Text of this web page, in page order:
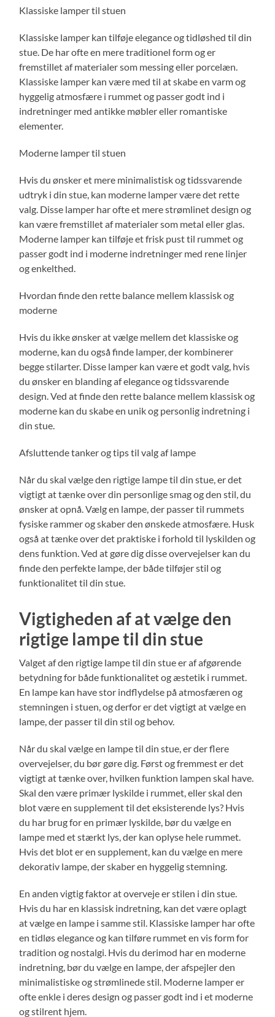
Klassiske lamper til stuen
Klassiske lamper kan tilføje elegance og tidløshed til din
stue. De har ofte en mere traditionel form og er
fremstillet af materialer som messing eller porcelæn.
Klassiske lamper kan være med til at skabe en varm og
hyggelig atmosfære i rummet og passer godt ind i
indretninger med antikke møbler eller romantiske
elementer.
Moderne lamper til stuen
Hvis du ønsker et mere minimalistisk og tidssvarende
udtryk i din stue, kan moderne lamper være det rette
valg. Disse lamper har ofte et mere strømlinet design og
kan være fremstillet af materialer som metal eller glas.
Moderne lamper kan tilføje et frisk pust til rummet og
passer godt ind i moderne indretninger med rene linjer
og enkelthed.
Hvordan finde den rette balance mellem klassisk og
moderne
Hvis du ikke ønsker at vælge mellem det klassiske og
moderne, kan du også finde lamper, der kombinerer
begge stilarter. Disse lamper kan være et godt valg, hvis
du ønsker en blanding af elegance og tidssvarende
design. Ved at finde den rette balance mellem klassisk og
moderne kan du skabe en unik og personlig indretning i
din stue.
Afsluttende tanker og tips til valg af lampe
Når du skal vælge den rigtige lampe til din stue, er det
vigtigt at tænke over din personlige smag og den stil, du
ønsker at opnå. Vælg en lampe, der passer til rummets
fysiske rammer og skaber den ønskede atmosfære. Husk
også at tænke over det praktiske i forhold til lyskilden og
dens funktion. Ved at gøre dig disse overvejelser kan du
finde den perfekte lampe, der både tilføjer stil og
funktionalitet til din stue.
Vigtigheden af at vælge den
rigtige lampe til din stue
Valget af den rigtige lampe til din stue er af afgørende
betydning for både funktionalitet og æstetik i rummet.
En lampe kan have stor indflydelse på atmosfæren og
stemningen i stuen, og derfor er det vigtigt at vælge en
lampe, der passer til din stil og behov.
Når du skal vælge en lampe til din stue, er der flere
overvejelser, du bør gøre dig. Først og fremmest er det
vigtigt at tænke over, hvilken funktion lampen skal have.
Skal den være primær lyskilde i rummet, eller skal den
blot være en supplement til det eksisterende lys? Hvis
du har brug for en primær lyskilde, bør du vælge en
lampe med et stærkt lys, der kan oplyse hele rummet.
Hvis det blot er en supplement, kan du vælge en mere
dekorativ lampe, der skaber en hyggelig stemning.
En anden vigtig faktor at overveje er stilen i din stue.
Hvis du har en klassisk indretning, kan det være oplagt
at vælge en lampe i samme stil. Klassiske lamper har ofte
en tidløs elegance og kan tilføre rummet en vis form for
tradition og nostalgi. Hvis du derimod har en moderne
indretning, bør du vælge en lampe, der afspejler den
minimalistiske og strømlinede stil. Moderne lamper er
ofte enkle i deres design og passer godt ind i et moderne
og stilrent hjem.